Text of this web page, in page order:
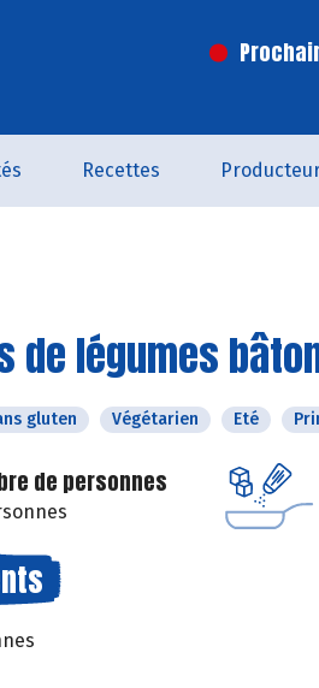
Recettes
de légumes
gluten Végétarien Eté
de personnes